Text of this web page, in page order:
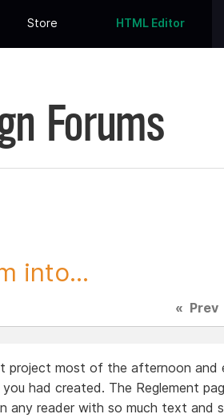
Store HTML Editor
Forums
into...
« Prev
project most of the afternoon and
had created. The Reglement
any reader with so much text and